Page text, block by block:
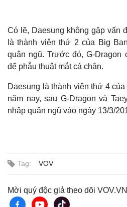
Có lẽ, Daesung không gặp vấn
là thành viên thứ 2 của Big
quân ngũ. Trước đó, G-Dragon
để phẫu thuật mắt cá chân.
Daesung là thành viên thứ 4
năm nay, sau G-Dragon và
nhập quân ngũ vào ngày 13/3/
Tag: VOV
Mời quý độc giả theo dõi